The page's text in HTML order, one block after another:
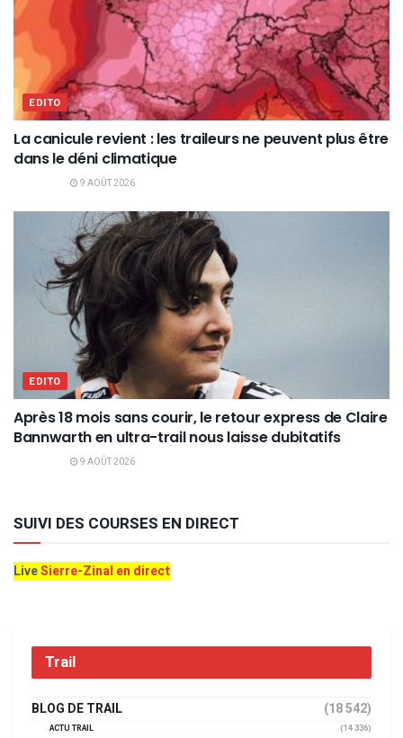
EDITO
La canicule revient : les traileurs ne peuvent plus être
dans le déni climatique
9 AOÛT 2026
EDITO
Après 18 mois sans courir, le retour express de Claire
Bannwarth en ultra-trail nous laisse dubitatifs
9 AOÛT 2026
SUIVI DES COURSES EN DIRECT
LiveSierre-Zinal en direct
Trail
BLOG DE TRAIL (18 542)
ACTU TRAIL
(14 336)